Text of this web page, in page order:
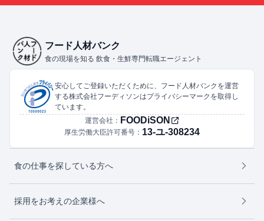
フード人材バンク
食の現場を知る 飲食・生鮮専門転職エージェント
安心してご登録いただくために、フード人材バンクを運営
する株式会社フーディソンはプライバシーマークを取得し
ています。
運営会社： FOODiSON
厚生労働大臣許可番号： 13-ユ-308234
食の仕事を探している方へ
採用をお考えの企業様へ